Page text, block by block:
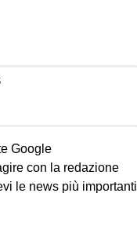
Google
con la redazione
le news più importanti